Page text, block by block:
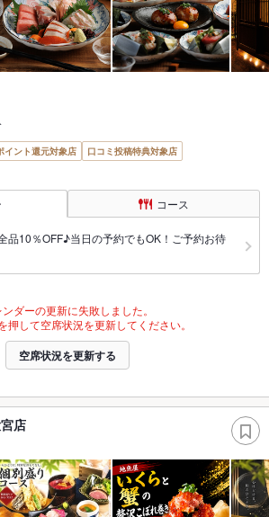
イント還元対象店
口コミ投稿特典対象店
コース
品10％OFF♪当日の予約でもOK！ご予約お待
ダーの更新に失敗しました。
押して空席状況を更新してください。
空席状況を更新する
店